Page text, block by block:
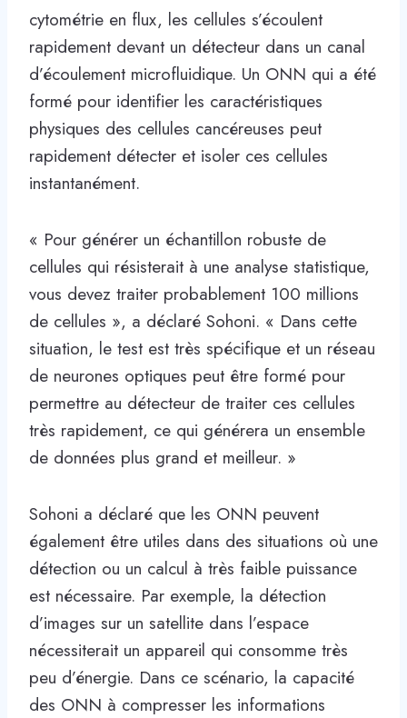
cytométrie en flux, les cellules s’écoulent
rapidement devant un détecteur dans un canal
d’écoulement microfluidique. Un ONN qui a été
formé pour identifier les caractéristiques
physiques des cellules cancéreuses peut
rapidement détecter et isoler ces cellules
instantanément.
« Pour générer un échantillon robuste de
cellules qui résisterait à une analyse statistique,
vous devez traiter probablement 100 millions
de cellules », a déclaré Sohoni. « Dans cette
situation, le test est très spécifique et un réseau
de neurones optiques peut être formé pour
permettre au détecteur de traiter ces cellules
très rapidement, ce qui générera un ensemble
de données plus grand et meilleur. »
Sohoni a déclaré que les ONN peuvent
également être utiles dans des situations où une
détection ou un calcul à très faible puissance
est nécessaire. Par exemple, la détection
d’images sur un satellite dans l’espace
nécessiterait un appareil qui consomme très
peu d’énergie. Dans ce scénario, la capacité
des ONN à compresser les informations